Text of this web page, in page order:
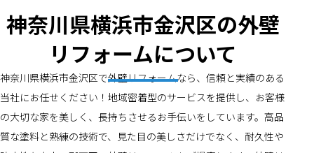
神奈川県横浜市金沢区の外壁
リフォームについて
神奈川県横浜市金沢区で外壁リフォームなら、信頼と実績のある
当社にお任せください！地域密着型のサービスを提供し、お客様
の大切な家を美しく、長持ちさせるお手伝いをしています。高品
質な塗料と熟練の技術で、見た目の美しさだけでなく、耐久性や